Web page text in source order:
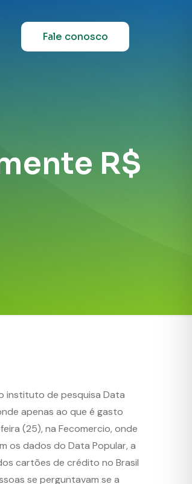
Fale conosco
R$
instituto de pesquisa Data
apenas ao que é gasto
(25), na Fecomercio, onde
os dados do Data Popular, a
cartões de crédito no Brasil
se perguntavam se a